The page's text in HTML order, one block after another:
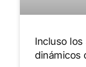
Incluso
dinámicos